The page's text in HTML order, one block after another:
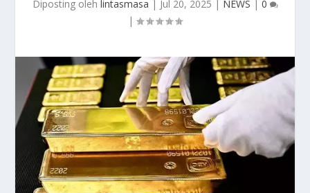
Diposting oleh lintasmasa | Jul 20, 2025 | NEWS | 0
|